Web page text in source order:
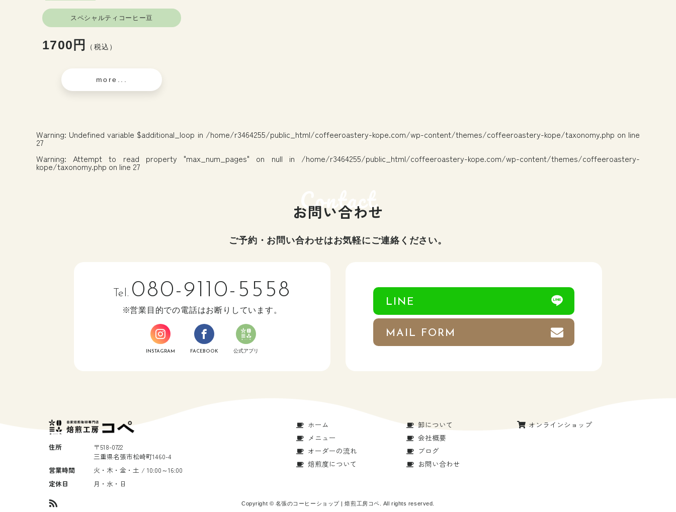
スペシャルティコーヒー豆
1700円 （税込）
more...
Warning: Undefined variable $additional_loop in /home/r3464255/public_html/coffeeroastery-kope.com/wp-content/themes/coffeeroastery-kope/taxonomy.php on line
27
Warning: Attempt to read property "max_num_pages" on null in /home/r3464255/public_html/coffeeroastery-kope.com/wp-content/themes/coffeeroastery-
kope/taxonomy.php on line 27
お問い合わせ
ご予約・お問い合わせはお気軽にご連絡ください。
Tel. 080-9110-5558
営業目的での電話はお断りしています。
INSTAGRAM FACEBOOK 公式アプリ
LINE
MAIL FORM
住所
〒518-0722
三重県名張市松崎町1460-4
営業時間
火・木・金・土 / 10:00～16:00
定休日
月・水・日
ホーム
メニュー
オーダーの流れ
焙煎度について
卸について
会社概要
ブログ
お問い合わせ
オンラインショップ
Copyright © 名張のコーヒーショップ | 焙煎工房コペ. All rights reserved.